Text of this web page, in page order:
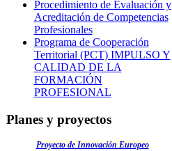
Procedimiento de Evaluación y
Acreditación de Competencias
Profesionales
Programa de Cooperación
Territorial (PCT) IMPULSO Y
CALIDAD DE LA
FORMACIÓN
PROFESIONAL
Planes y proyectos
Proyecto de Innovación Europeo